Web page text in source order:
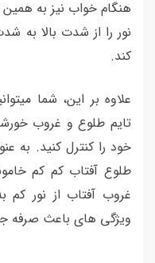
نور را از شدت بالا به
کند.
علاوه بر این، شما
تایم طلوع و غروب
خود را کنترل کنید. به
طلوع آفتاب کم کم
غروب آفتاب از نور کم
ویژگی های باعث صرفه